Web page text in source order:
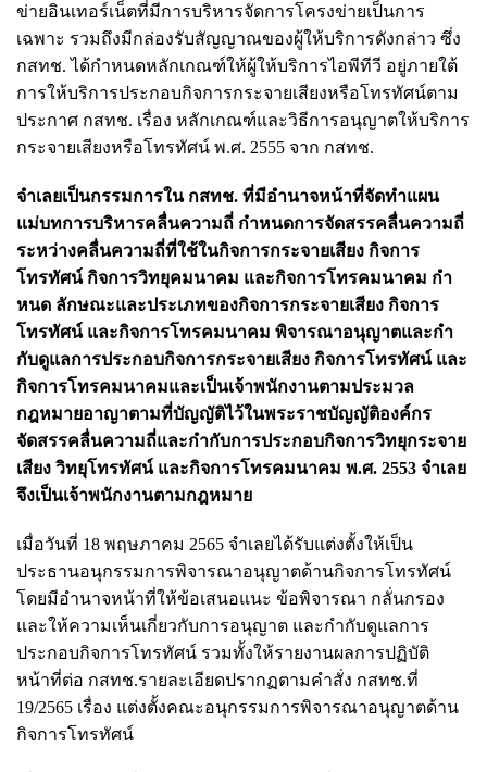
ข่ายอินเทอร์เน็ตที่มีการบริหารจัดการโครงข่ายเป็นการ
เฉพาะ รวมถึงมีกล่องรับสัญญาณของผู้ให้บริการดังกล่าว ซึ่ง
กสทช. ได้กําหนดหลักเกณฑ์ให้ผู้ให้บริการไอพีทีวี อยู่ภายใต้
การให้บริการประกอบกิจการกระจายเสียงหรือโทรทัศน์ตาม
ประกาศ กสทช. เรื่อง หลักเกณฑ์และวิธีการอนุญาตให้บริการ
กระจายเสียงหรือโทรทัศน์ พ.ศ. 2555 จาก กสทช.
จําเลยเป็นกรรมการใน กสทช. ที่มีอํานาจหน้าที่จัดทําแผน
แม่บทการบริหารคลื่นความถี่ กําหนดการจัดสรรคลื่นความถี่
ระหว่างคลื่นความถี่ที่ใช้ในกิจการกระจายเสียง กิจการ
โทรทัศน์ กิจการวิทยุคมนาคม และกิจการโทรคมนาคม กํา
หนด ลักษณะและประเภทของกิจการกระจายเสียง กิจการ
โทรทัศน์ และกิจการโทรคมนาคม พิจารณาอนุญาตและกํา
กับดูแลการประกอบกิจการกระจายเสียง กิจการโทรทัศน์ และ
กิจการโทรคมนาคมและเป็นเจ้าพนักงานตามประมวล
กฎหมายอาญาตามที่บัญญัติไว้ในพระราชบัญญัติองค์กร
จัดสรรคลื่นความถี่และกํากับการประกอบกิจการวิทยุกระจาย
เสียง วิทยุโทรทัศน์ และกิจการโทรคมนาคม พ.ศ. 2553 จําเลย
จึงเป็นเจ้าพนักงานตามกฎหมาย
เมื่อวันที่ 18 พฤษภาคม 2565 จําเลยได้รับแต่งตั้งให้เป็น
ประธานอนุกรรมการพิจารณาอนุญาตด้านกิจการโทรทัศน์
โดยมีอํานาจหน้าที่ให้ข้อเสนอแนะ ข้อพิจารณา กลั่นกรอง
และให้ความเห็นเกี่ยวกับการอนุญาต และกํากับดูแลการ
ประกอบกิจการโทรทัศน์ รวมทั้งให้รายงานผลการปฏิบัติ
หน้าที่ต่อ กสทช.รายละเอียดปรากฏตามคําสั่ง กสทช.ที่
19/2565 เรื่อง แต่งตั้งคณะอนุกรรมการพิจารณาอนุญาตด้าน
กิจการโทรทัศน์